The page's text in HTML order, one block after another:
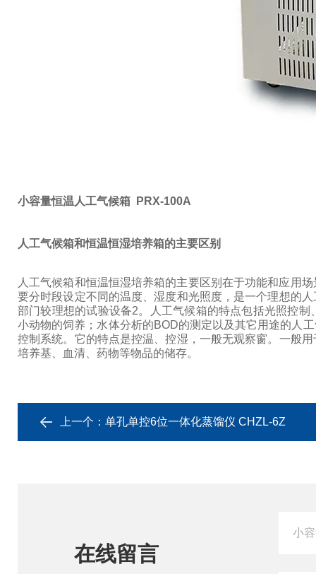
小容量恒温人工气候箱 PRX-100A
人工气候箱和恒温恒湿培养箱的主要区别
人工气候箱和恒温恒湿培养箱的主要区别在于功能和应用场
要分时段设定不同的温度、湿度和光照度，是一个理想的
部门较理想的试验设备2。人工气候箱的特点包括光照控
小动物的饲养；水体分析的BOD的测定以及其它用途的人
控制系统。它的特点是控温、控湿，一般无观察窗。一般
培养基、血清、药物等物品的储存。
上一个： 单孔单控6位一体化蒸馏仪 CHZL-6Z
在线留言